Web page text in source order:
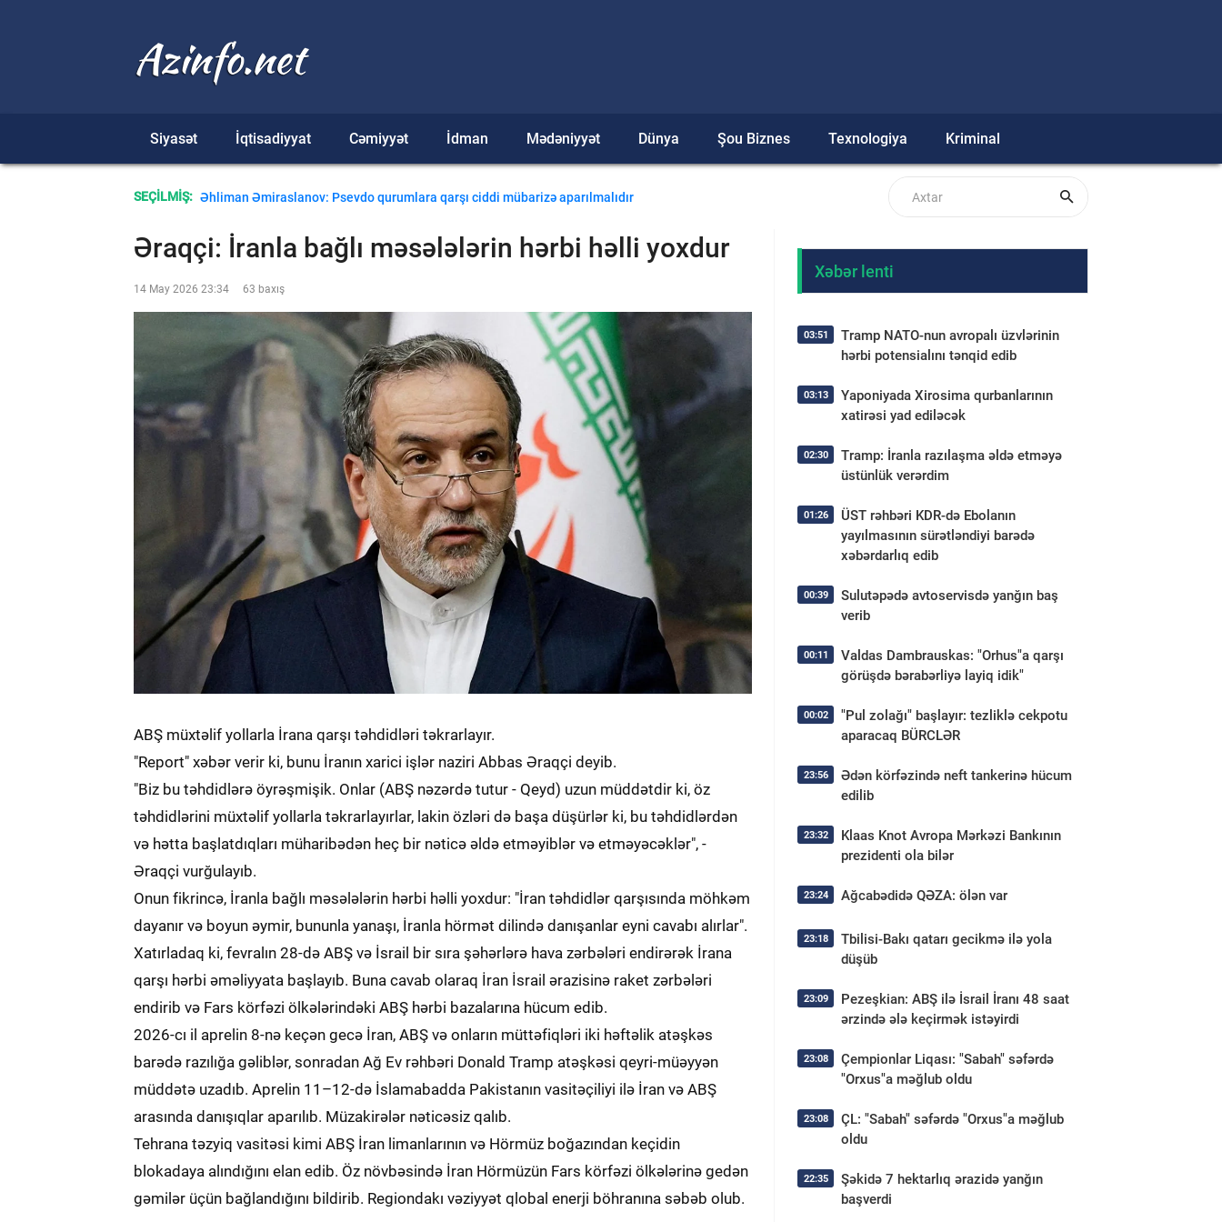
Siyasət İqtisadiyyat Cəmiyyət İdman Mədəniyyət Dünya Şou Biznes Texnologiya Kriminal
SEÇİLMİŞ: Əhliman Əmiraslanov: Psevdo qurumlara qarşı ciddi mübarizə aparılmalıdır
Əraqçi: İranla bağlı məsələlərin hərbi həlli yoxdur
14 May 2026 23:34 63 baxış
ABŞ müxtəlif yollarla İrana qarşı təhdidləri təkrarlayır.
"Report" xəbər verir ki, bunu İranın xarici işlər naziri Abbas Əraqçi deyib.
"Biz bu təhdidlərə öyrəşmişik. Onlar (ABŞ nəzərdə tutur - Qeyd) uzun müddətdir ki, öz
təhdidlərini müxtəlif yollarla təkrarlayırlar, lakin özləri də başa düşürlər ki, bu təhdidlərdən
və hətta başlatdıqları müharibədən heç bir nəticə əldə etməyiblər və etməyəcəklər", -
Əraqçi vurğulayıb.
Onun fikrincə, İranla bağlı məsələlərin hərbi həlli yoxdur: "İran təhdidlər qarşısında möhkəm
dayanır və boyun əymir, bununla yanaşı, İranla hörmət dilində danışanlar eyni cavabı alırlar".
Xatırladaq ki, fevralın 28-də ABŞ və İsrail bir sıra şəhərlərə hava zərbələri endirərək İrana
qarşı hərbi əməliyyata başlayıb. Buna cavab olaraq İran İsrail ərazisinə raket zərbələri
endirib və Fars körfəzi ölkələrindəki ABŞ hərbi bazalarına hücum edib.
2026-cı il aprelin 8-nə keçən gecə İran, ABŞ və onların müttəfiqləri iki həftəlik atəşkəs
barədə razılığa gəliblər, sonradan Ağ Ev rəhbəri Donald Tramp atəşkəsi qeyri-müəyyən
müddətə uzadıb. Aprelin 11–12-də İslamabadda Pakistanın vasitəçiliyi ilə İran və ABŞ
arasında danışıqlar aparılıb. Müzakirələr nəticəsiz qalıb.
Tehrana təzyiq vasitəsi kimi ABŞ İran limanlarının və Hörmüz boğazından keçidin
blokadaya alındığını elan edib. Öz növbəsində İran Hörmüzün Fars körfəzi ölkələrinə gedən
gəmilər üçün bağlandığını bildirib. Regiondakı vəziyyət qlobal enerji böhranına səbəb olub.
Xəbər lenti
03:51
Tramp NATO-nun avropalı üzvlərinin
hərbi potensialını tənqid edib
03:13
Yaponiyada Xirosima qurbanlarının
xatirəsi yad ediləcək
02:30
Tramp: İranla razılaşma əldə etməyə
üstünlük verərdim
01:26
ÜST rəhbəri KDR-də Ebolanın
yayılmasının sürətləndiyi barədə
xəbərdarlıq edib
00:39
Sulutəpədə avtoservisdə yanğın baş
verib
00:11
Valdas Dambrauskas: "Orhus"a qarşı
görüşdə bərabərliyə layiq idik"
00:02
"Pul zolağı" başlayır: tezliklə cekpotu
aparacaq BÜRCLƏR
23:56
Ədən körfəzində neft tankerinə hücum
edilib
23:32
Klaas Knot Avropa Mərkəzi Bankının
prezidenti ola bilər
23:24 Ağcabədidə QƏZA: ölən var
23:18
Tbilisi-Bakı qatarı gecikmə ilə yola
düşüb
23:09
Pezeşkian: ABŞ ilə İsrail İranı 48 saat
ərzində ələ keçirmək istəyirdi
23:08
Çempionlar Liqası: "Sabah" səfərdə
"Orxus"a məğlub oldu
23:08
ÇL: "Sabah" səfərdə "Orxus"a məğlub
oldu
22:35
Şəkidə 7 hektarlıq ərazidə yanğın
başverdi